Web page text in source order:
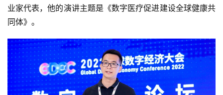
业家代表，他的演讲主题是《数字医疗促进建设全球健康共
同体》。